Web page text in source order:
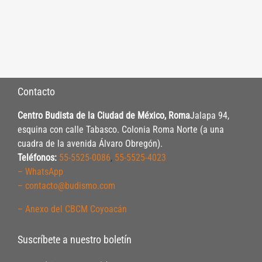
Contacto
Centro Budista de la Ciudad de México, RomaJalapa 94,
esquina con calle Tabasco. Colonia Roma Norte (a una
cuadra de la avenida Álvaro Obregón).
Teléfonos: 55-5525-0086, 55-5525-4023
– WhatsApp
– contacto@budismo.com
– Anexo del CBCM Coyoacán
Suscríbete a nuestro boletín